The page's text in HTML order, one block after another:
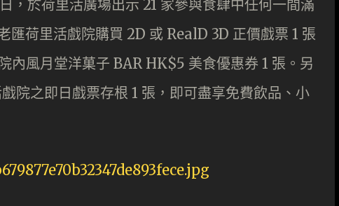
，於荷里活廣場出示 21 家參與食肆中任何一間滿
荷里活戲院購買 2D 或 RealD 3D 正價戲票 1 張
內風月堂洋菓子 BAR HK$5 美食優惠券 1 張。另
院之即日戲票存根 1 張，即可盡享免費飲品、小